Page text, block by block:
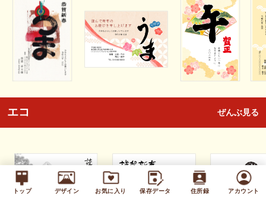
トップ デザイン お気に入り 保存データ 住所録 アカウント
エコ ぜんぶ見る